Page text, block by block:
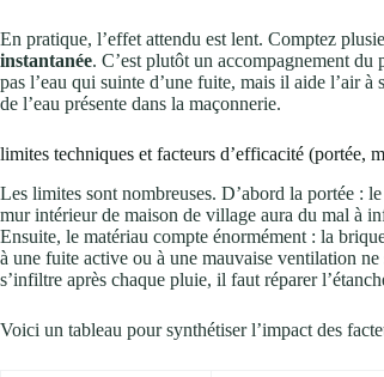
En pratique, l’effet attendu est lent. Comptez
instantanée. C’est plutôt un accompagnement
pas l’eau qui suinte d’une fuite, mais il aide l’air
de l’eau présente dans la maçonnerie.
limites techniques et facteurs d’efficacité (portée,
Les limites sont nombreuses. D’abord la portée :
mur intérieur de maison de village aura du mal à
Ensuite, le matériau compte énormément : la
à une fuite active ou à une mauvaise ventilation
s’infiltre après chaque pluie, il faut réparer
Voici un tableau pour synthétiser l’impact des